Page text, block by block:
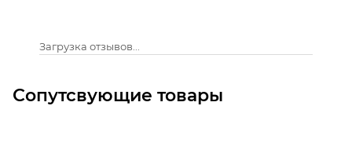
Загрузка отзывов...
Сопутсвующие товары